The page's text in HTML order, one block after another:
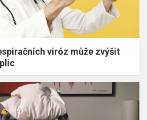
viróz může zvýšit